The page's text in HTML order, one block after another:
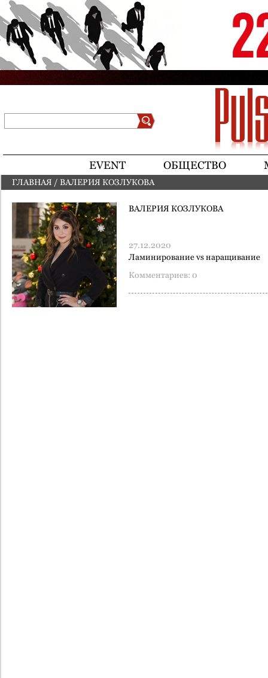
Jump to navigation
EVENT ОБЩЕСТВО
ВЫ ЗДЕСЬ
ГЛАВНАЯ / ВАЛЕРИЯ КОЗЛУКОВА
ВАЛЕРИЯ КОЗЛУКОВА
27.12.2020
Ламинирование vs наращивание
Комментариев: 0